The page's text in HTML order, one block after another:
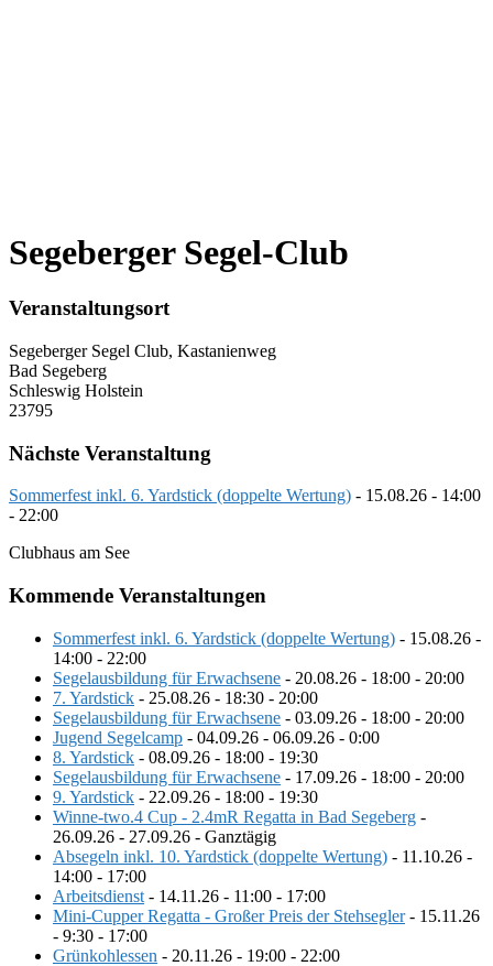
Segeberger Segel-Club
Veranstaltungsort
Segeberger Segel Club, Kastanienweg
Bad Segeberg
Schleswig Holstein
23795
Nächste Veranstaltung
Sommerfest inkl. 6. Yardstick (doppelte Wertung) - 15.08.26 - 14:00
- 22:00
Clubhaus am See
Kommende Veranstaltungen
Sommerfest inkl. 6. Yardstick (doppelte Wertung) - 15.08.26 -
14:00 - 22:00
Segelausbildung für Erwachsene - 20.08.26 - 18:00 - 20:00
7. Yardstick - 25.08.26 - 18:30 - 20:00
Segelausbildung für Erwachsene - 03.09.26 - 18:00 - 20:00
Jugend Segelcamp - 04.09.26 - 06.09.26 - 0:00
8. Yardstick - 08.09.26 - 18:00 - 19:30
Segelausbildung für Erwachsene - 17.09.26 - 18:00 - 20:00
9. Yardstick - 22.09.26 - 18:00 - 19:30
Winne-two.4 Cup - 2.4mR Regatta in Bad Segeberg -
26.09.26 - 27.09.26 - Ganztägig
Absegeln inkl. 10. Yardstick (doppelte Wertung) - 11.10.26 -
14:00 - 17:00
Arbeitsdienst - 14.11.26 - 11:00 - 17:00
Mini-Cupper Regatta - Großer Preis der Stehsegler- 15.11.26
- 9:30 - 17:00
Grünkohlessen - 20.11.26 - 19:00 - 22:00